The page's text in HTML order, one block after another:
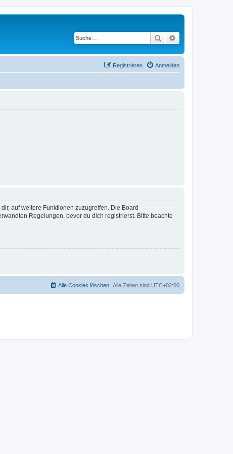
Suche
Anmelden
Registrieren
auf weitere Funktionen zuzugreifen. Die Board-
Regelungen, bevor du dich registrierst. Bitte beachte
Alle Zeiten sind UTC+02:00
Alle Cookies löschen